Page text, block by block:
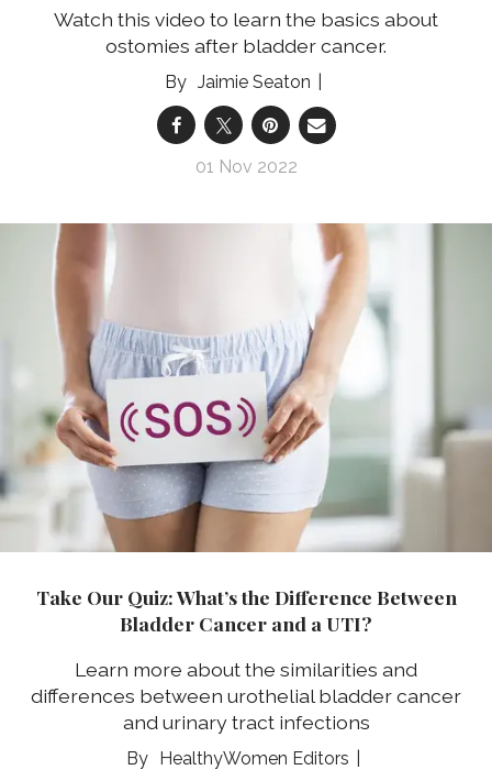
Watch this video to learn the basics about
ostomies after bladder cancer.
Jaimie Seaton
01 Nov 2022
Take Our Quiz: What’s the Difference Between
Bladder Cancer and a UTI?
Learn more about the similarities and
differences between urothelial bladder cancer
and urinary tract infections
HealthyWomen Editors